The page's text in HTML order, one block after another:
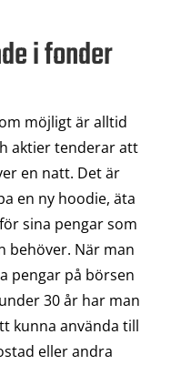
i fonder
möjligt är alltid
aktier tenderar att
en natt. Det är
en ny hoodie, äta
sina pengar som
behöver. När man
pengar på börsen
30 år har man
kunna använda till
eller andra